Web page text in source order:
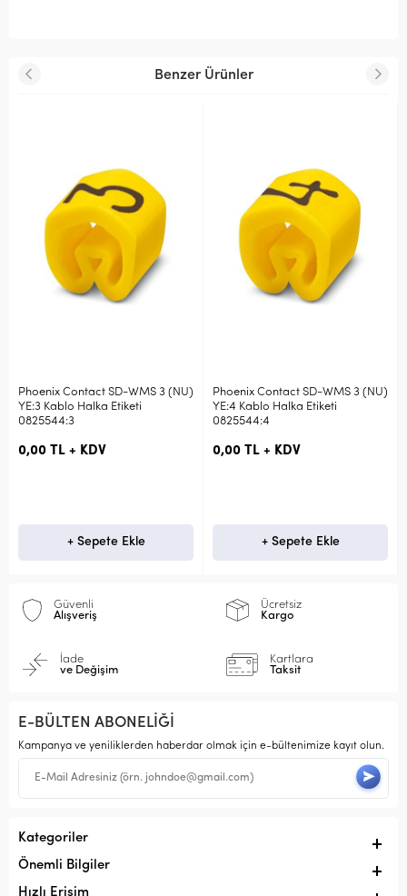
Benzer Ürünler
Phoenix Contact SD-WMS 3 (NU)
YE:3 Kablo Halka Etiketi
0825544:3
0,00 TL + KDV
+ Sepete Ekle
Phoenix Contact SD-WMS 3 (NU)
YE:4 Kablo Halka Etiketi
0825544:4
0,00 TL + KDV
+ Sepete Ekle
Güvenli
Alışveriş
Ücretsiz
Kargo
İade
ve Değişim
Kartlara
Taksit
E-BÜLTEN ABONELİĞİ
Kampanya ve yeniliklerden haberdar olmak için e-bültenimize kayıt olun.
Kategoriler
Önemli Bilgiler
Hızlı Erişim